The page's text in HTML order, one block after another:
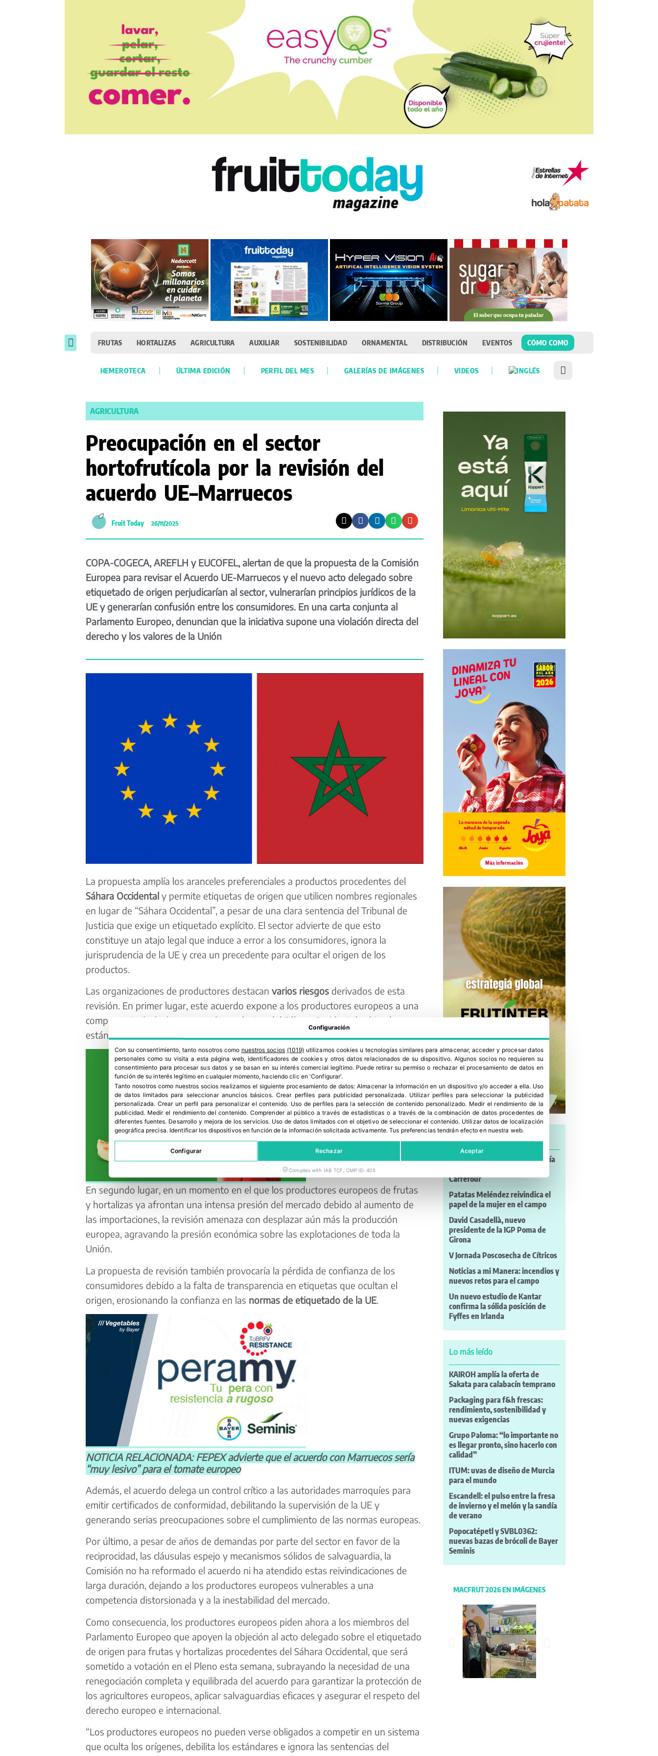
FRUTAS HORTALIZAS AGRICULTURA AUXILIAR SOSTENIBILIDAD ORNAMENTAL DISTRIBUCIÓN EVENTOS CÓMO COMO
HEMEROTECA ÚLTIMA EDICIÓN PERFIL DEL MES GALERÍAS DE IMÁGENES VIDEOS
AGRICULTURA
Preocupación en el sector
hortofrutícola por la revisión del
acuerdo UE–Marruecos
Fruit Today 26/11/2025
COPA-COGECA, AREFLH y EUCOFEL, alertan de que la propuesta de la Comisión
Europea para revisar el Acuerdo UE-Marruecos y el nuevo acto delegado sobre
etiquetado de origen perjudicarían al sector, vulnerarían principios jurídicos de la
UE y generarían confusión entre los consumidores. En una carta conjunta al
Parlamento Europeo, denuncian que la iniciativa supone una violación directa del
derecho y los valores de la Unión
La propuesta amplía los aranceles preferenciales a productos procedentes del
Sáhara Occidentaly permite etiquetas de origen que utilicen nombres regionales
en lugar de “Sáhara Occidental”, a pesar de una clara sentencia del Tribunal de
Justicia que exige un etiquetado explícito. El sector advierte de que esto
constituye un atajo legal que induce a error a los consumidores, ignora la
jurisprudencia de la UE y crea un precedente para ocultar el origen de los
productos.
Las organizaciones de productores destacan varios riesgosderivados de esta
revisión. En primer lugar, este acuerdo expone a los productores europeos a una
competencia desleal por parte de productos del Sáhara Occidental cultivados con
estándares sociales y medioambientales inferiores.
En segundo lugar, en un momento en el que los productores europeos de frutas
y hortalizas ya afrontan una intensa presión del mercado debido al aumento de
las importaciones, la revisión amenaza con desplazar aún más la producción
europea, agravando la presión económica sobre las explotaciones de toda la
Unión.
La propuesta de revisión también provocaría la pérdida de confianza de los
consumidores debido a la falta de transparencia en etiquetas que ocultan el
origen, erosionando la confianza en las normas de etiquetado de la UE.
NOTICIA RELACIONADA: FEPEX advierte que el acuerdo con Marruecos sería
“muy lesivo” para el tomate europeo
Además, el acuerdo delega un control crítico a las autoridades marroquíes para
emitir certificados de conformidad, debilitando la supervisión de la UE y
generando serias preocupaciones sobre el cumplimiento de las normas europeas.
Por último, a pesar de años de demandas por parte del sector en favor de la
reciprocidad, las cláusulas espejo y mecanismos sólidos de salvaguardia, la
Comisión no ha reformado el acuerdo ni ha atendido estas reivindicaciones de
larga duración, dejando a los productores europeos vulnerables a una
competencia distorsionada y a la inestabilidad del mercado.
Como consecuencia, los productores europeos piden ahora a los miembros del
Parlamento Europeo que apoyen la objeción al acto delegado sobre el etiquetado
de origen para frutas y hortalizas procedentes del Sáhara Occidental, que será
sometido a votación en el Pleno esta semana, subrayando la necesidad de una
renegociación completa y equilibrada del acuerdo para garantizar la protección de
los agricultores europeos, aplicar salvaguardias eficaces y asegurar el respeto del
derecho europeo e internacional.
“Los productores europeos no pueden verse obligados a competir en un sistema
que oculta los orígenes, debilita los estándares e ignora las sentencias del
Uvas con sabor a mojito, sangría
Carrefour
Patatas Meléndez reivindica el
papel de la mujer en el campo
David Casadellà, nuevo
presidente de la IGP Poma de
Girona
V Jornada Poscosecha de Cítricos
Noticias a mi Manera: incendios y
nuevos retos para el campo
Un nuevo estudio de Kantar
confirma la sólida posición de
Fyffes en Irlanda
Lo más leído
KAIROH amplía la oferta de
Sakata para calabacín temprano
Packaging para f&h frescas:
rendimiento, sostenibilidad y
nuevas exigencias
Grupo Paloma: “lo importante no
es llegar pronto, sino hacerlo con
calidad”
ITUM: uvas de diseño de Murcia
para el mundo
Escandell: el pulso entre la fresa
de invierno y el melón y la sandía
de verano
Popocatépetl y SVBL0362:
nuevas bazas de brócoli de Bayer
Seminis
MACFRUT 2026 EN IMÁGENES
Configuración
Con su consentimiento, tanto nosotros como nuestros socios (1019) utilizamos cookies u tecnologías similares para almacenar, acceder y procesar datos
personales como su visita a esta página web, identificadores de cookies y otros datos relacionados de su dispositivo. Algunos socios no requieren su
consentimiento para procesar sus datos y se basan en su interés comercial legítimo. Puede retirar su permiso o rechazar el procesamiento de datos en
función de su interés legítimo en cualquier momento, haciendo clic en 'Configurar'.
Tanto nosotros como nuestros socios realizamos el siguiente procesamiento de datos:Almacenar la información en un dispositivo y/o acceder a ella. Uso
de datos limitados para seleccionar anuncios básicos. Crear perfiles para publicidad personalizada . Utilizar perfiles para seleccionar la publicidad
personalizada. Crear un perfil para personalizar el contenido. Uso de perfiles para la selección de contenido personalizado. Medir el rendimiento de la
publicidad. Medir el rendimiento del contenido. Comprender al público a través de estadísticas o a través de la combinación de datos procedentes de
diferentes fuentes. Desarrollo y mejora de los servicios. Uso de datos limitados con el objetivo de seleccionar el contenido. Utilizar datos de localización
geográfica precisa. Identificar los dispositivos en función de la información solicitada activamente.Tus preferencias tendrán efecto en nuestra web.
Configurar Rechazar Aceptar
Complies with IAB TCF, CMP ID: 405